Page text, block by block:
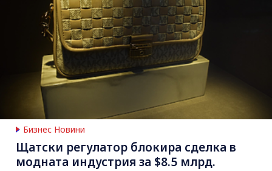
Бизнес Новини
Щатски регулатор блокира сделка в
модната индустрия за $8.5 млрд.